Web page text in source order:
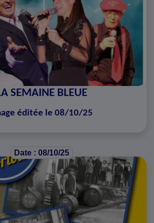
SEMAINE BLEUE
éditée le 08/10/25
Date : 08/10/25